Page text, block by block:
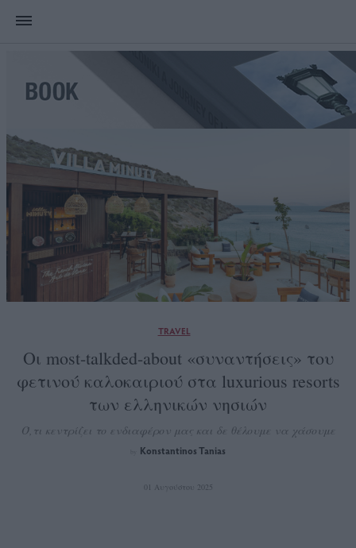
TRAVEL
Οι most-talkded-about «συναντήσεις» του
φετινού καλοκαιριού στα luxurious resorts
των ελληνικών νησιών
Ό,τι κεντρίζει το ενδιαφέρον μας και δε θέλουμε να χάσουμε
Konstantinos Tanias
01 Αυγούστου 2025